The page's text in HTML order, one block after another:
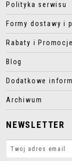
Polityka serwisu
Formy dostawy i
Rabaty i Promocje
Blog
Dodatkowe
Archiwum
NEWSLETTER